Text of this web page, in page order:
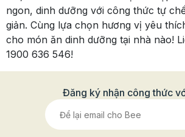
ngon, dinh dưỡng với công thức tự
giản. Cùng lựa chọn hương vị yêu
cho món ăn dinh dưỡng tại nhà nào!
1900 636 546!
Đăng ký nhận công thức